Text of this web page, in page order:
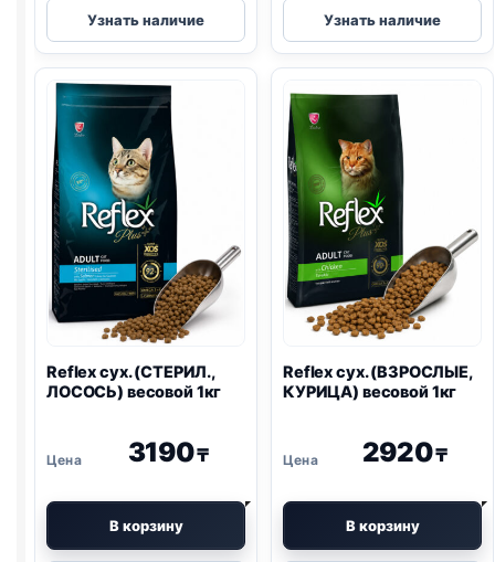
сух.
(СТЕРИЛ.,
КУРИЦА)
весовой
Узнать наличие
сух.
(КОТЯТ
МАМ,
ЯГЕНОК)
1,5кг
Узнать наличие
Reflex сух. (СТЕРИЛ.,
ЛОСОСЬ) весовой 1кг
3190₸
В корзину
Reflex сух. (ВЗРОСЛЫЕ,
КУРИЦА) весовой 1кг
2920₸
В корзину